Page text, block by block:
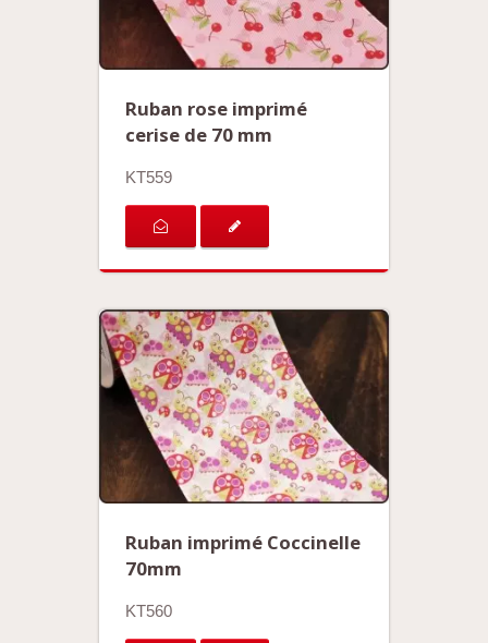
Ruban rose imprimé
cerise de 70 mm
KT559
Ruban imprimé Coccinelle
70mm
KT560